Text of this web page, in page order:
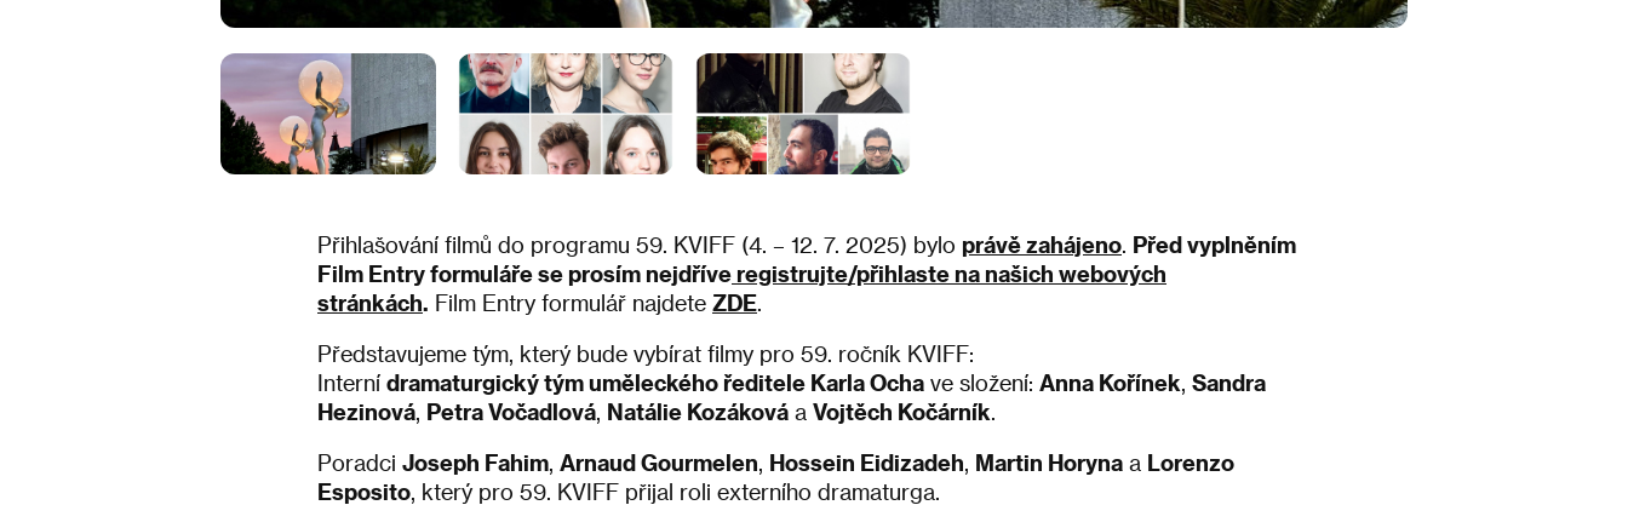
Přihlašování filmů do programu 59. KVIFF (4. – 12. 7. 2025) bylo právě zahájeno Před vyplněním
Film Entry formuláře se prosím nejdříve registrujte/přihlaste na našich webových
stránkách. Film Entry formulář najdete ZDE
Představujeme tým, který bude vybírat filmy pro 59. ročník KVIFF:
Interní dramaturgický tým uměleckého ředitele Karla Ocha ve složení: Anna Kořínek Sandra
Hezinová Petra Vočadlová Natálie Kozáková a Vojtěch Kočárník
Poradci Joseph Fahim Arnaud Gourmelen Hossein Eidizadeh Martin Horyna a Lorenzo
Esposito , který pro 59. KVIFF přijal roli externího dramaturga.